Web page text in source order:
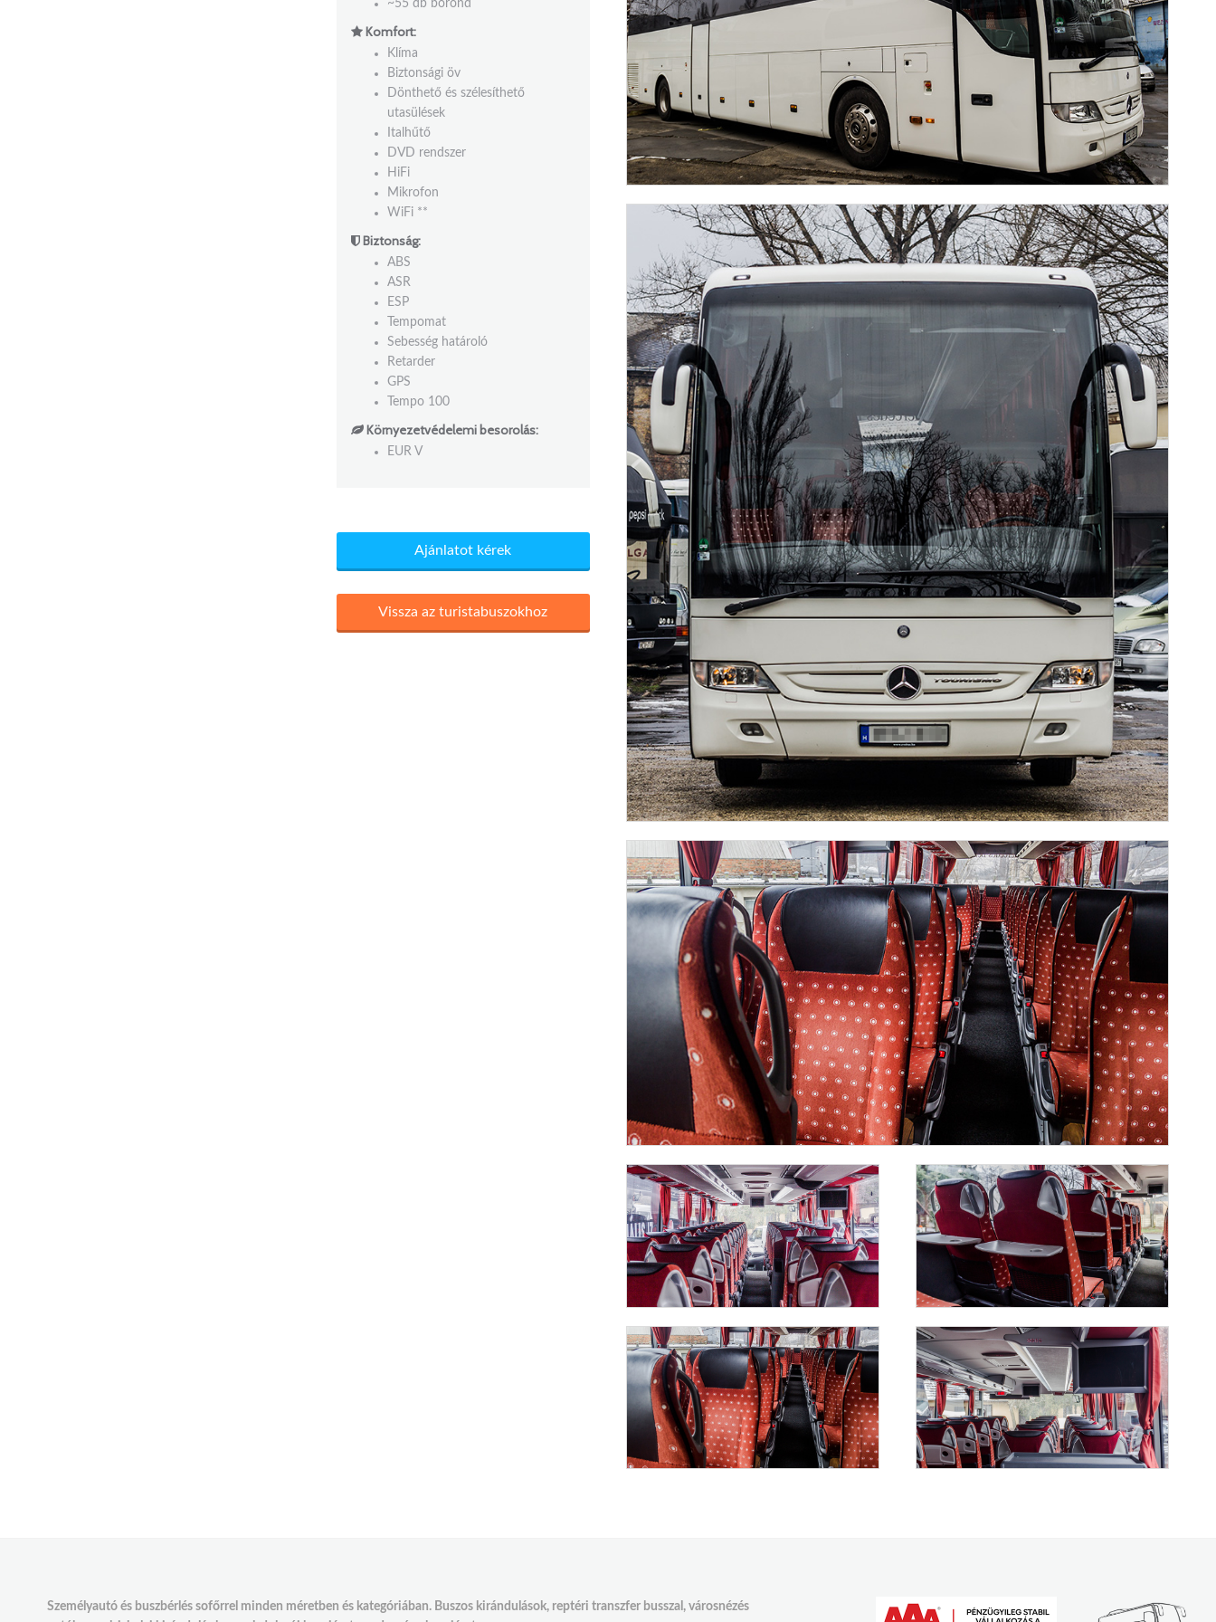
~55 db bőrönd
Komfort:
Klíma
Biztonsági öv
Dönthető és szélesíthető
utasülések
Italhűtő
DVD rendszer
HiFi
Mikrofon
WiFi **
Biztonság:
ABS
ASR
ESP
Tempomat
Sebesség határoló
Retarder
GPS
Tempo 100
Környezetvédelemi besorolás:
EUR V
Ajánlatot kérek
Vissza az turistabuszokhoz
Személyautó és buszbérlés sofőrrel minden méretben és kategóriában. Buszos kirándulások, reptéri transzfer busszal, városnézés